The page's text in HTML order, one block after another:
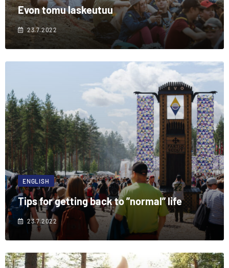
Evon tomu laskeutuu
23.7.2022
ENGLISH
Tips for getting back to ”normal” life
23.7.2022